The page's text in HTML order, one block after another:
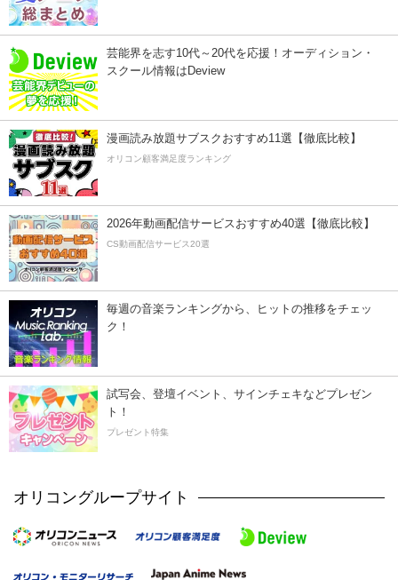
芸能界を志す10代～20代を応援！オーディション・
スクール情報はDeview
漫画読み放題サブスクおすすめ11選【徹底比較】
オリコン顧客満足度ランキング
2026年動画配信サービスおすすめ40選【徹底比較】
CS動画配信サービス20選
毎週の音楽ランキングから、ヒットの推移をチェッ
ク！
試写会、登壇イベント、サインチェキなどプレゼン
ト！
プレゼント特集
オリコングループサイト